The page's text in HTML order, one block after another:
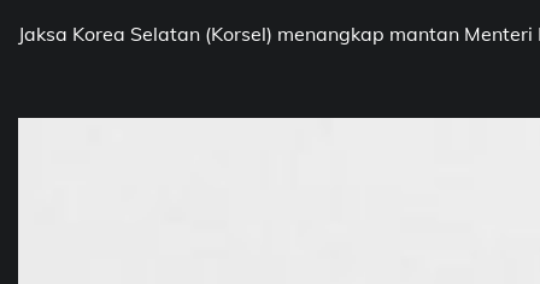
Jaksa Korea Selatan (Korsel) menangkap mantan